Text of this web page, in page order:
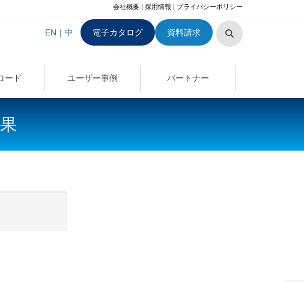
会社概要 | 採用情報 | プライバシーポリシー
EN ｜ 中 電子カタログ 資料請求
ード ユーザー事例 パートナー